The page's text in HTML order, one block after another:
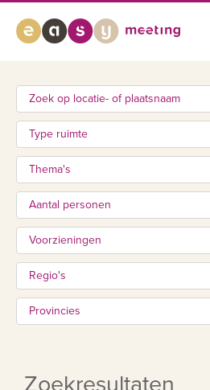
Zoek op locatie- of plaatsnaam
Type ruimte
Thema's
Aantal personen
Voorzieningen
Regio's
Provincies
Zoekresultaten